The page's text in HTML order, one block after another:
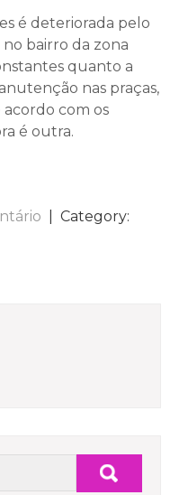
é deteriorada pelo
bairro da zona
quanto a
nas praças,
acordo com os
é outra.
| Category: